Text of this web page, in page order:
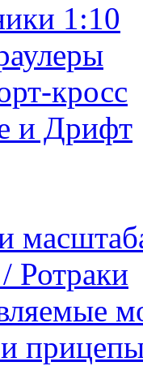
1:10
кросс
и Дрифт
Ротраки